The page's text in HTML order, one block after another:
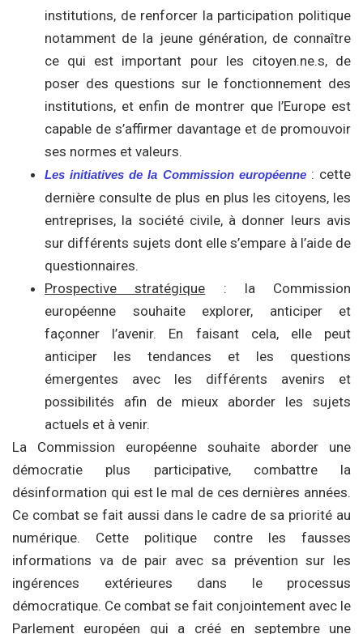
institutions, de renforcer la participation politique
notamment de la jeune génération, de connaître
ce qui est important pour les citoyen.ne.s, de
poser des questions sur le fonctionnement des
institutions, et enfin de montrer que l’Europe est
capable de s’affirmer davantage et de promouvoir
ses normes et valeurs.
Les initiatives de la Commission européenne: cette
dernière consulte de plus en plus les citoyens, les
entreprises, la société civile, à donner leurs avis
sur différents sujets dont elle s’empare à l’aide de
questionnaires.
Prospective stratégique : la Commission
européenne souhaite explorer, anticiper et
façonner l’avenir. En faisant cela, elle peut
anticiper les tendances et les questions
émergentes avec les différents avenirs et
possibilités afin de mieux aborder les sujets
actuels et à venir.
La Commission européenne souhaite aborder une
démocratie plus participative, combattre la
désinformation qui est le mal de ces dernières années.
Ce combat se fait aussi dans le cadre de sa priorité au
numérique. Cette politique contre les fausses
informations va de pair avec sa prévention sur les
ingérences extérieures dans le processus
démocratique. Ce combat se fait conjointement avec le
Parlement européen qui a créé en septembre une